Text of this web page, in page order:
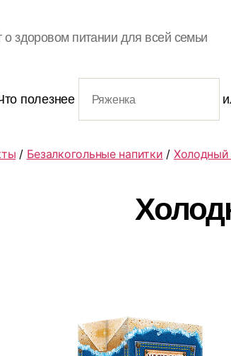
о здоровом питании для всей семьи
полезнее
/ Безалкогольные напитки /